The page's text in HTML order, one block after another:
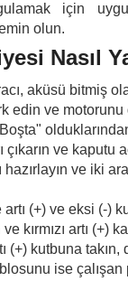
için
olun.
Nasıl
aküsü bitmiş
edin ve
çıkarın ve kaputu
hazırlayın ve iki
(+) ve eksi (-)
kırmızı artı (+)
(+) kutbuna takın,
ise çalışan